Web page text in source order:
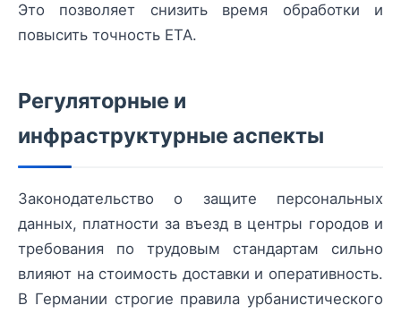
Это позволяет снизить время обработки и
повысить точность ETA.
Регуляторные и
инфраструктурные аспекты
Законодательство о защите персональных
данных, платности за въезд в центры городов и
требования по трудовым стандартам сильно
влияют на стоимость доставки и оперативность.
В Германии строгие правила урбанистического